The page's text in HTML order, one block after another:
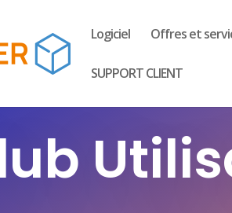
Logiciel Offres et
SUPPORT CLIENT